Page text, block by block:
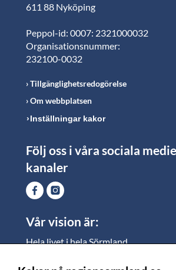
611 88 Nyköping
Peppol-id: 0007: 2321000032
Organisationsnummer:
232100-0032
Tillgänglighetsredogörelse
Om webbplatsen
Inställningar kakor
Följ oss i våra sociala
kanaler
Vår vision är:
Hela livet i hela Sörmland.
vi vill skapa jämlika möjligheter för